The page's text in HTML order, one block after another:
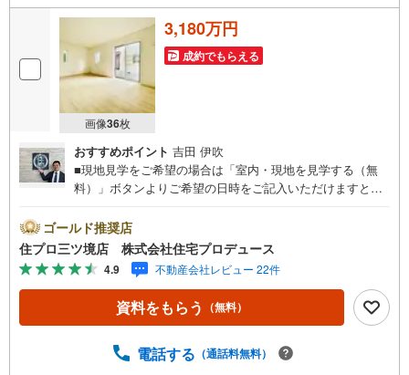
画像36枚
3,180万円
成約でもらえる
おすすめポイント 吉田 伊吹
■現地見学をご希望の場合は「室内・現地を見学する（無
料）」ボタンよりご希望の日時をご記入いただけますとス
座間市エリアに強い！ 住プロは、大和市・綾瀬市・座間市
エリアの不動産売買専門会社です！最新物件情報や当社限
定で販売する物件情報も多数ございますので、お気軽にお
問合せ下さい！ -------------- 弊社独自の住宅ローン提案シス
テム 弊社ではファイナンシャル専門スタッフによる【丁寧
な資金アドバイス】【ファイナンシャルプラン提案書の作
【定年時の住宅ローン残高】【住宅購入者だけが加入でき
ゴールド推奨店
住プロ三ツ境店 株式会社住宅プロデュース
4.9 不動産会社レビュー 22件
資料をもらう （無料）
電話する （通話料無料）